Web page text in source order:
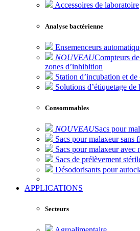
Accessoires de laboratoire
Analyse bactérienne
Ensemenceurs
NOUVEAUCompteurs
zones d’inhibition
Station d’incubation et
Solutions d’étiquetage de
Consommables
NOUVEAUSacs pour
Sacs pour malaxeur sans
Sacs pour malaxeur avec
Sacs de prélèvement
Désodorisants pour
APPLICATIONS
Secteurs